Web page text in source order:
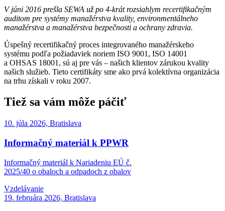
V júni 2016 prešla SEWA už po 4-krát rozsiahlym recertifikačným
auditom pre systémy manažérstva kvality, environmentálneho
manažérstva a manažérstva bezpečnosti a ochrany zdravia.
Úspešný recertifikačný proces integrovaného manažérskeho
systému podľa požiadaviek noriem ISO 9001, ISO 14001
a OHSAS 18001, sú aj pre vás – našich klientov zárukou kvality
našich služieb. Tieto certifikáty sme ako prvá kolektívna organizácia
na trhu získali v roku 2007.
Tiež sa vám môže páčiť
10. júla 2026, Bratislava
Informačný materiál k PPWR
Informačný materiál k Nariadeniu EÚ č.
2025/40 o obaloch a odpadoch z obalov
Vzdelávanie
19. februára 2026, Bratislava